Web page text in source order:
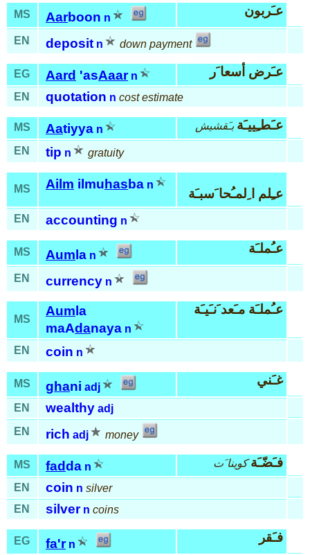
MS Aarboon n عـَربون
EN deposit n down payment
EG Aard 'asAaar n عـَرض أسعا َر
EN quotation n cost estimate
MS Aatiyya n عـَطـِييـَة بـَقشيش
EN tip n gratuity
MS Ailm ilmuhasba n
عـِلم ا ِلمـُحا َسبـَة
EN accounting n
MS Aum la n عـُملـَة
EN currency n
MS
Aum la
maAdanaya n
عـُملـَة مـَعد َنـَيـَة
EN coin n
MS ghani adj غـَني
EN wealthy adj
EN
rich adj money
MS fadda n فـَضّـَة كوينا َت
EN coin n silver
EN
silver n coins
EG fa'r n فـَقر